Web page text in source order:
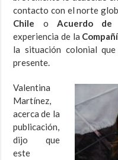
contacto con el norte
Chile o Acuerdo de
experiencia de la
la situación colonial
presente.
Valentina
Martínez,
acerca de la
publicación,
dijo que
este